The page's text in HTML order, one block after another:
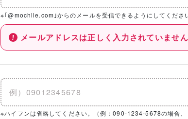
※｢@mochiie.com｣からのメールを受信できるようにしてくださ
メールアドレスは正しく入力されていません
※ハイフンは省略してください。（例：090-1234-5678の場合